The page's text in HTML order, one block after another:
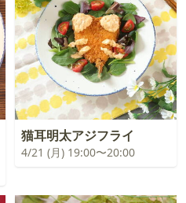
猫耳明太アジフライ
4/21 (月) 19:00〜20:00